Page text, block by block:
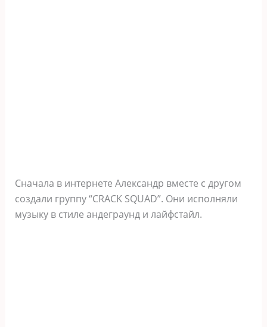
Сначала в интернете Александр вместе с другом
создали группу “CRACK SQUAD”. Они исполняли
музыку в стиле андеграунд и лайфстайл.